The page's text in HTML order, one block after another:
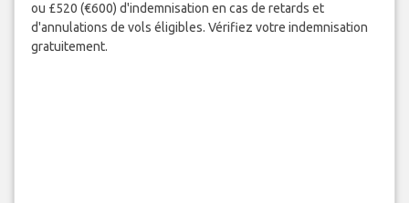
ou £520 (€600) d'indemnisation en cas de retards et
d'annulations de vols éligibles. Vérifiez votre indemnisation
gratuitement.